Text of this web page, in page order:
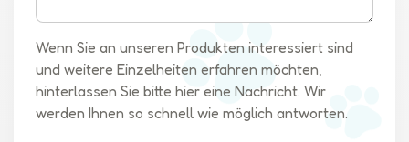
Wenn Sie an unseren Produkten interessiert sind
und weitere Einzelheiten erfahren möchten,
hinterlassen Sie bitte hier eine Nachricht. Wir
werden Ihnen so schnell wie möglich antworten.